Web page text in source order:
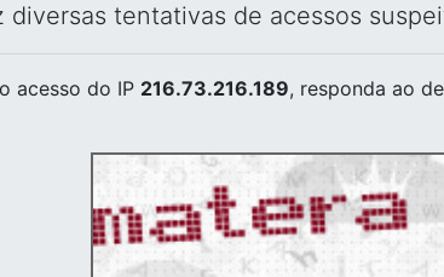
diversas tentativas de acessos
acesso do IP 216.73.216.189, responda ao